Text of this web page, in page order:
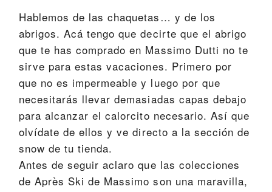
Hablemos de las chaquetas… y de los
abrigos. Acá tengo que decirte que el abrigo
que te has comprado en Massimo Dutti no te
sirve para estas vacaciones. Primero por
que no es impermeable y luego por que
necesitarás llevar demasiadas capas debajo
para alcanzar el calorcito necesario. Así que
olvídate de ellos y ve directo a la sección de
snow de tu tienda.
Antes de seguir aclaro que las colecciones
de Après Ski de Massimo son una maravilla,